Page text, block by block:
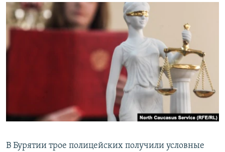
поиску
СЕВЕР.РЕАЛИИ
СИБИРЬ.РЕАЛИИ
РАСПИСАНИЕ ВЕЩАНИЯ
ПОДПИШИТЕСЬ НА РАССЫЛКУ
В Бурятии трое полицейских получили условные